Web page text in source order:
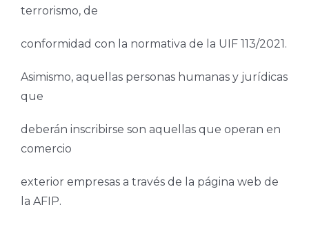
terrorismo, de
conformidad con la normativa de la UIF 113/2021.
Asimismo, aquellas personas humanas y jurídicas
que
deberán inscribirse son aquellas que operan en
comercio
exterior empresas a través de la página web de
la AFIP.